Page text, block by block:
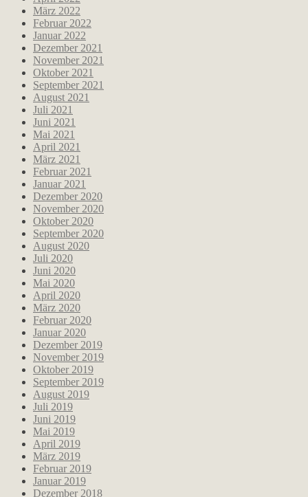
März 2022
Februar 2022
Januar 2022
Dezember 2021
November 2021
Oktober 2021
September 2021
August 2021
Juli 2021
Juni 2021
Mai 2021
April 2021
März 2021
Februar 2021
Januar 2021
Dezember 2020
November 2020
Oktober 2020
September 2020
August 2020
Juli 2020
Juni 2020
Mai 2020
April 2020
März 2020
Februar 2020
Januar 2020
Dezember 2019
November 2019
Oktober 2019
September 2019
August 2019
Juli 2019
Juni 2019
Mai 2019
April 2019
März 2019
Februar 2019
Januar 2019
Dezember 2018